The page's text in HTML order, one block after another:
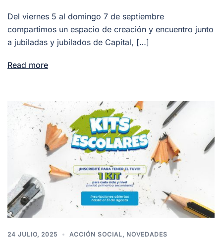
Del viernes 5 al domingo 7 de septiembre
compartimos un espacio de creación y encuentro junto
a jubiladas y jubilados de Capital, […]
Read more
24 JULIO, 2025 ACCIÓN SOCIAL, NOVEDADES